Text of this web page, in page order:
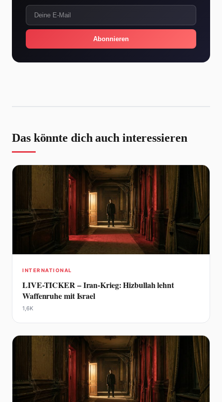
Abonnieren
Das könnte dich auch interessieren
INTERNATIONAL
LIVE-TICKER – Iran-Krieg: Hizbullah lehnt
Waffenruhe mit Israel
1,6K